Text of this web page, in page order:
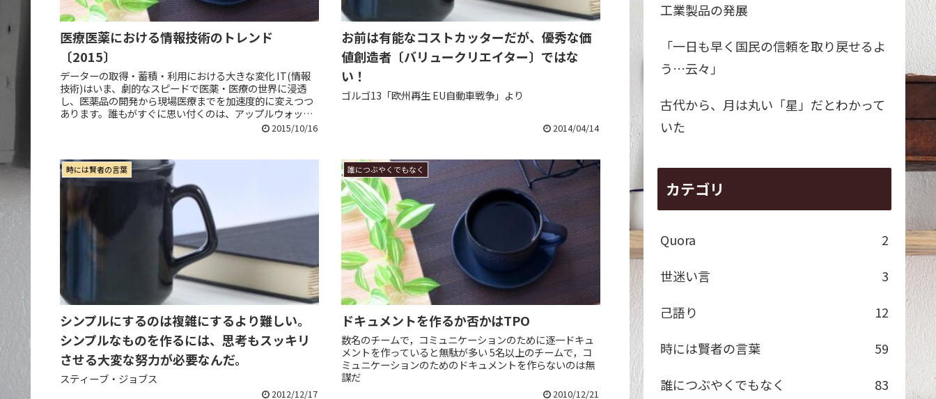
医療医薬における情報技術のトレンド
〔2015〕
データーの取得・蓄積・利用における大きな変化 IT(情報
技術)はいま、劇的なスピードで医薬・医療の世界に浸透
し、医薬品の開発から現場医療までを加速度的に変えつつ
あります。誰もがすぐに思い付くのは、アップルウォッチ
2015/10/16
お前は有能なコストカッターだが、優秀な価
値創造者〔バリュークリエイター〕ではな
い！
ゴルゴ13「欧州再生 EU自動車戦争」より
2014/04/14
時には賢者の言葉
シンプルにするのは複雑にするより難しい。
シンプルなものを作るには、思考もスッキリ
させる大変な努力が必要なんだ。
スティーブ・ジョブス
2012/12/17
誰につぶやくでもなく
ドキュメントを作るか否かはTPO
数名のチームで，コミュニケーションのために逐一ドキュ
メントを作っていると無駄が多い 5名以上のチームで，コ
ミュニケーションのためのドキュメントを作らないのは無
謀だ
2010/12/21
工業製品の発展
「一日も早く国民の信頼を取り戻せるよ
う…云々」
古代から、月は丸い「星」だとわかって
いた
カテゴリ
Quora
2
世迷い言
3
己語り
12
時には賢者の言葉
59
誰につぶやくでもなく
83